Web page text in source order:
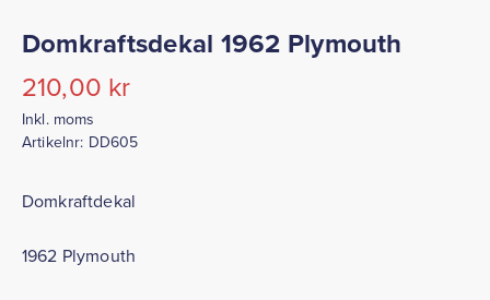
Domkraftsdekal 1962 Plymouth
210,00 kr
Inkl. moms
Artikelnr: DD605
Domkraftdekal
1962 Plymouth